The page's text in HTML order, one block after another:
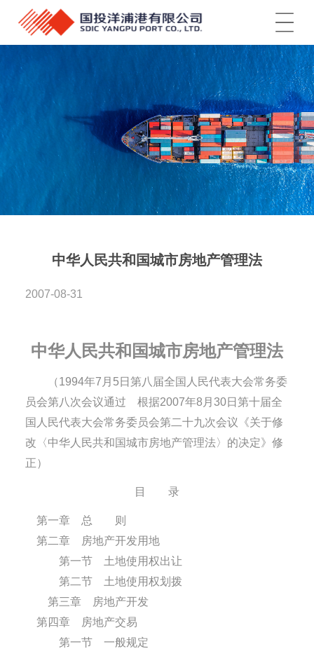
菜单
中华人民共和国城市房地产管理法
2007-08-31
中华人民共和国城市房地产管理法
（1994年7月5日第八届全国人民代表大会常务委
员会第八次会议通过 根据2007年8月30日第十届全
国人民代表大会常务委员会第二十九次会议《关于修
改〈中华人民共和国城市房地产管理法〉的决定》修
正）
目 录
第一章 总 则
第二章 房地产开发用地
第一节 土地使用权出让
第二节 土地使用权划拨
第三章 房地产开发
第四章 房地产交易
第一节 一般规定